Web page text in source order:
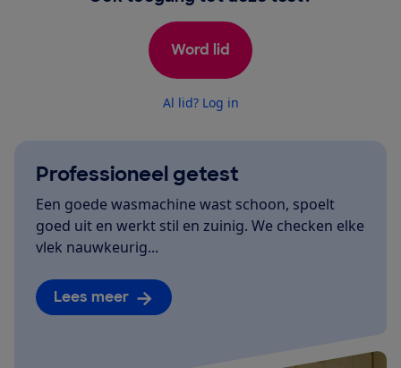
Word lid
Al lid? Log in
Professioneel getest
Een goede wasmachine wast schoon, spoelt
goed uit en werkt stil en zuinig. We checken elke
vlek nauwkeurig...
Lees meer